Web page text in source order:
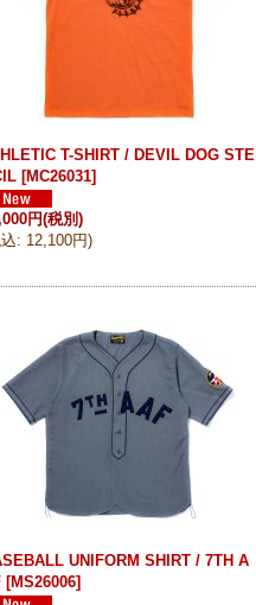
T-SHIRT / DEVIL DOG STE
[MC26031]
円(税別)
: 12,100円)
UNIFORM SHIRT / 7TH A
[MS26006]